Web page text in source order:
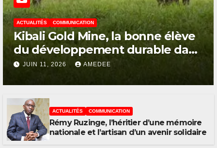
ACTUALITÉS COMMUNICATION
Kibali Gold Mine, la bonne élève
du développement durable dans
la Grande Orientale
JUIN 11, 2026 AMEDEE
ACTUALITÉS COMMUNICATION
Rémy Ruzinge, l’héritier d’une mémoire
nationale et l’artisan d’un avenir solidaire